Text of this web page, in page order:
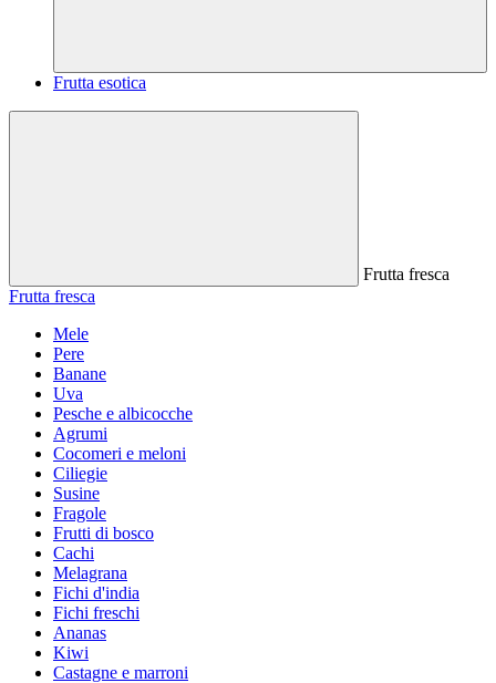
Frutta esotica
Frutta fresca
Frutta fresca
Mele
Pere
Banane
Uva
Pesche e albicocche
Agrumi
Cocomeri e meloni
Ciliegie
Susine
Fragole
Frutti di bosco
Cachi
Melagrana
Fichi d'india
Fichi freschi
Ananas
Kiwi
Castagne e marroni